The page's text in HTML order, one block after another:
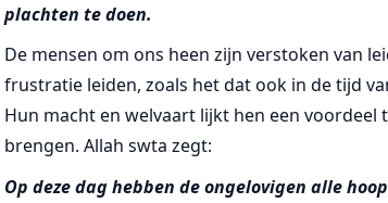
plachten te doen.
De mensen om ons heen zijn verstoken van
frustratie leiden, zoals het dat ook in de tijd
Hun macht en welvaart lijkt hen een voordeel
brengen. Allah swta zegt:
Op deze dag hebben de ongelovigen alle